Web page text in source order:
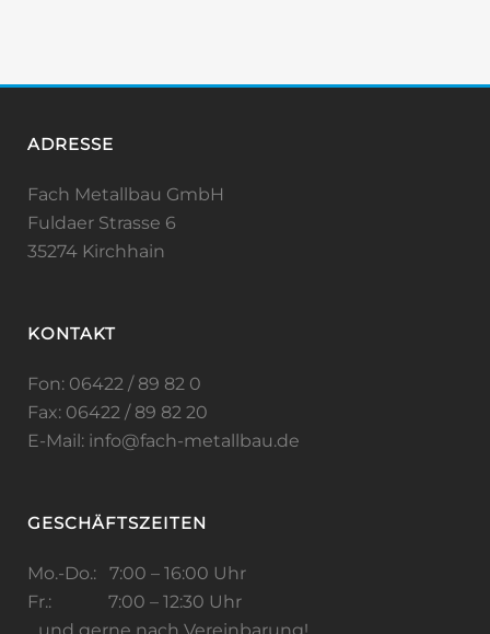
ADRESSE
Fach Metallbau GmbH
Fuldaer Strasse 6
35274 Kirchhain
KONTAKT
Fon: 06422 / 89 82 0
Fax: 06422 / 89 82 20
E-Mail: info@fach-metallbau.de
GESCHÄFTSZEITEN
Mo.-Do.: 7:00 – 16:00 Uhr
Fr.: 7:00 – 12:30 Uhr